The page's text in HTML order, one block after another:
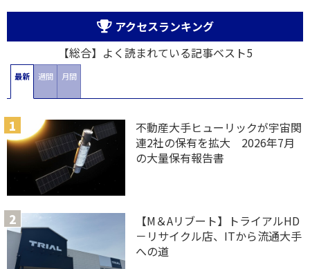
アクセスランキング
【総合】よく読まれている記事ベスト5
最新 週間 月間
不動産大手ヒューリックが宇宙関
連2社の保有を拡大 2026年7月
の大量保有報告書
【M＆Aリブート】トライアルHD
－リサイクル店、ITから流通大手
への道